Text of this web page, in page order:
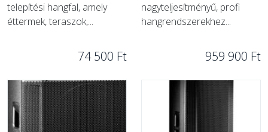
telepítési hangfal, amely
éttermek, teraszok,...
74 500 Ft
nagyteljesítményű, profi
hangrendszerekhez...
959 900 Ft